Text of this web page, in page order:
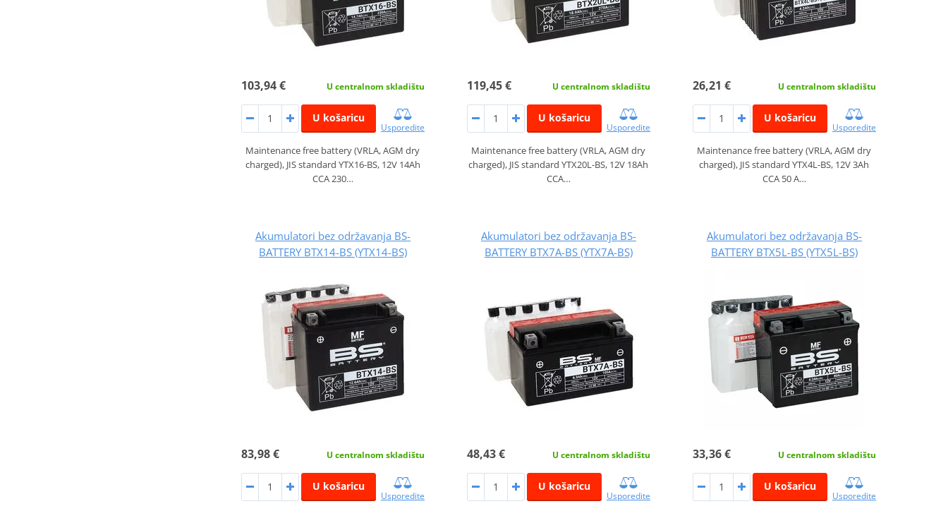
103,94 € U centralnom skladištu
U košaricu
Usporedite
Maintenance free battery (VRLA, AGM dry
charged), JIS standard YTX16-BS, 12V 14Ah
CCA 230…
119,45 € U centralnom skladištu
U košaricu
Usporedite
Maintenance free battery (VRLA, AGM dry
charged), JIS standard YTX20L-BS, 12V 18Ah
CCA…
26,21 € U centralnom skladištu
U košaricu
Usporedite
Maintenance free battery (VRLA, AGM dry
charged), JIS standard YTX4L-BS, 12V 3Ah
CCA 50 A…
Akumulatori bez održavanja BS-
BATTERY BTX14-BS (YTX14-BS)
83,98 € U centralnom skladištu
U košaricu
Usporedite
Akumulatori bez održavanja BS-
BATTERY BTX7A-BS (YTX7A-BS)
48,43 € U centralnom skladištu
U košaricu
Usporedite
Akumulatori bez održavanja BS-
BATTERY BTX5L-BS (YTX5L-BS)
33,36 € U centralnom skladištu
U košaricu
Usporedite